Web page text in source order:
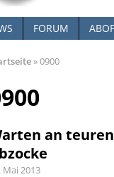
FORUM
»0900
an
Mai 2013